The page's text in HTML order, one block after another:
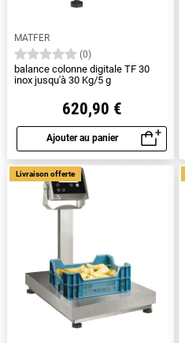
MATFER
(0)
balance colonne digitale TF 30
inox jusqu'à 30 Kg/5 g
620,90 €
Ajouter au panier
Aperçu rapide
Livraison offerte